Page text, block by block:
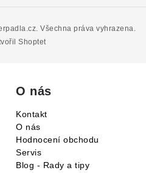
Shoptet
. Všechna práva vyhrazena.
O nás
Kontakt
O nás
Hodnocení obchodu
Servis
Blog - Rady a tipy